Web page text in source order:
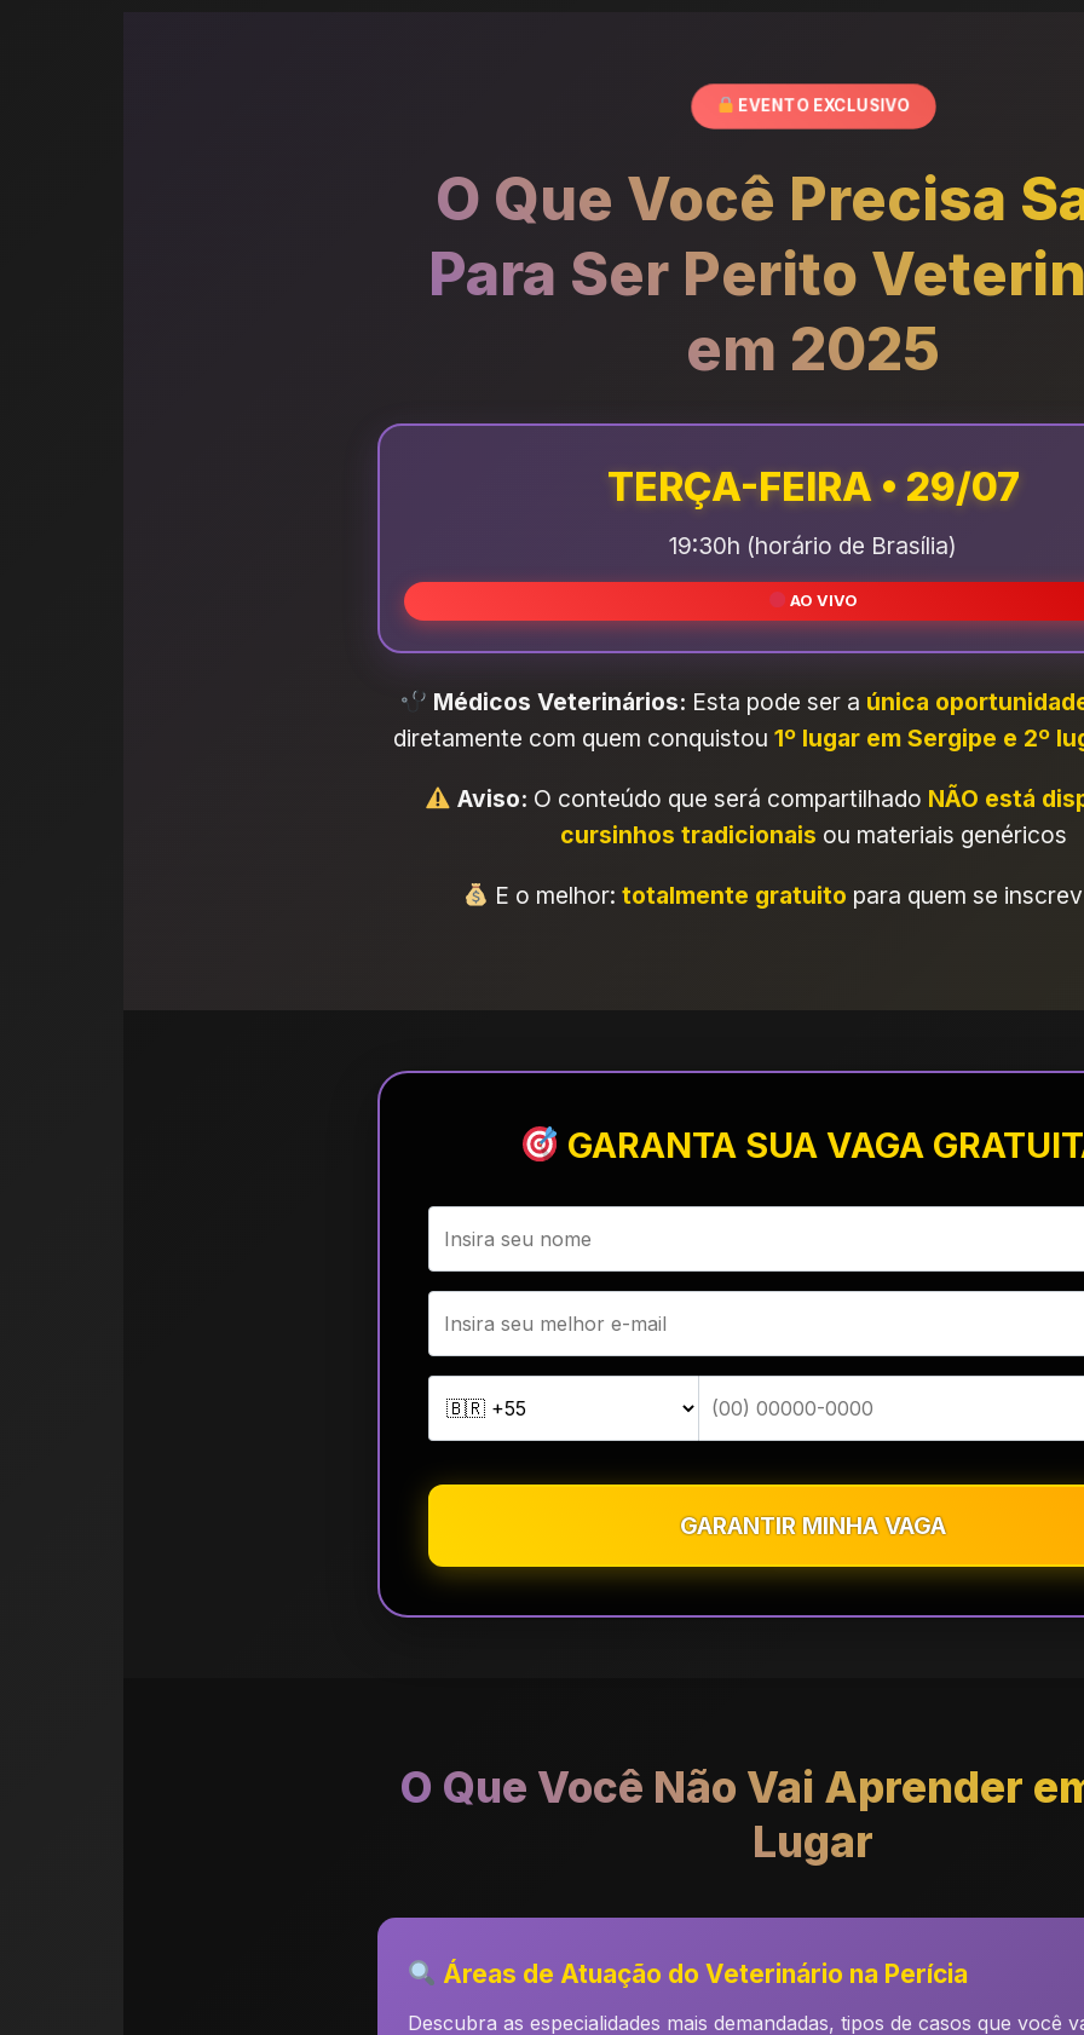
EVENTO EXCLUSIVO
O Que Você Precisa
Para Ser Perito
em 2025
TERÇA-FEIRA • 29/07
19:30h (horário de Brasília)
AO VIVO
Médicos Veterinários: Esta pode ser a única
diretamente com quem conquistou 1º lugar em Sergipe e 2º
Aviso: O conteúdo que será compartilhado NÃO está
cursinhos tradicionais ou materiais genéricos
E o melhor:totalmente gratuito para quem se
GARANTA SUA VAGA
O Que Você Não Vai Aprender
Lugar
Áreas de Atuação do Veterinário na Perícia
Descubra as especialidades mais demandadas, tipos de casos que você